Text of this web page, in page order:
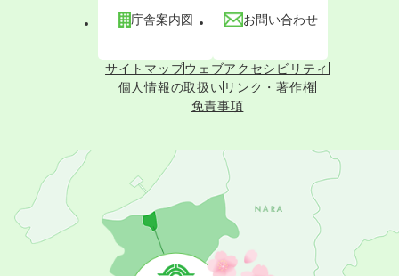
庁舎案内図 お問い合わせ
サイトマップウェブアクセシビリティ
個人情報の取扱い リンク・著作権
免責事項